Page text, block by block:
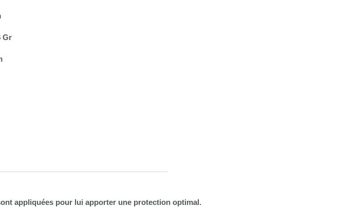
Gr
appliquées pour lui apporter une protection optimal.